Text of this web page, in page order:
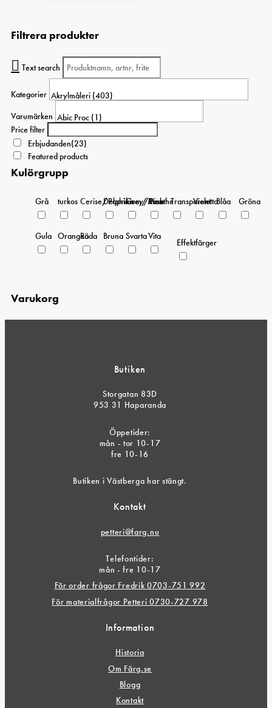
Filtrera produkter
Text search
Kategorier
Varumärken
Price filter
Erbjudanden(23)
Featured products
Kulörgrupp
Grå turkos Cerise/Paprika
Delphinium/Menthe
Grey/Pink
Rosa Transparent
ViolettaBlåa Gröna
Gula OrangeaRöda Bruna SvartaVita
Effektfärger
Varukorg
Butiken
Storgatan 83D
953 31 Haparanda
Öppetider:
mån - tor 10-17
fre 10-16
Butiken i Västberga har stängt.
Kontakt
petteri@farg.nu
Telefontider:
mån - fre 10-17
För order frågor Fredrik 0703-751 992
För materialfrågor Petteri 0730-727 978
Information
Historia
Om Färg.se
Blogg
Kontakt